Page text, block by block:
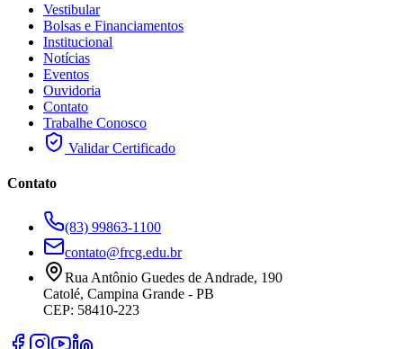
Vestibular
Bolsas e Financiamentos
Institucional
Notícias
Eventos
Ouvidoria
Contato
Trabalhe Conosco
Validar Certificado
Contato
(83) 99863-1100
contato@frcg.edu.br
Rua Antônio Guedes de Andrade, 190
Catolé, Campina Grande - PB
CEP: 58410-223